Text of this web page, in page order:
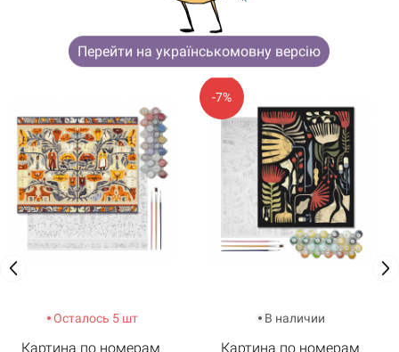
ЗАИНТЕРЕСУЮТ
Осталось 5 шт
Картина по номерам
-7%
В наличии
Картина по номерам
Перейти на українськомовну версію